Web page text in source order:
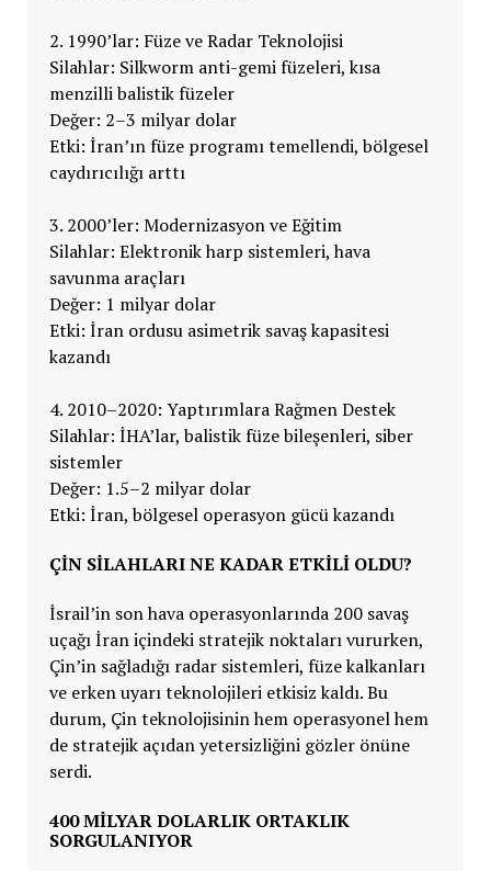
2. 1990’lar: Füze ve Radar Teknolojisi
Silahlar: Silkworm anti-gemi füzeleri, kısa
menzilli balistik füzeler
Değer: 2–3 milyar dolar
Etki: İran’ın füze programı temellendi, bölgesel
caydırıcılığı arttı
3. 2000’ler: Modernizasyon ve Eğitim
Silahlar: Elektronik harp sistemleri, hava
savunma araçları
Değer: 1 milyar dolar
Etki: İran ordusu asimetrik savaş kapasitesi
kazandı
4. 2010–2020: Yaptırımlara Rağmen Destek
Silahlar: İHA’lar, balistik füze bileşenleri, siber
sistemler
Değer: 1.5–2 milyar dolar
Etki: İran, bölgesel operasyon gücü kazandı
ÇIN SILAHLARI NE KADAR ETKILI OLDU?
İsrail’in son hava operasyonlarında 200 savaş
uçağı İran içindeki stratejik noktaları vururken,
Çin’in sağladığı radar sistemleri, füze kalkanları
ve erken uyarı teknolojileri etkisiz kaldı. Bu
durum, Çin teknolojisinin hem operasyonel hem
de stratejik açıdan yetersizliğini gözler önüne
serdi.
400 MILYAR DOLARLIK ORTAKLIK
SORGULANIYOR